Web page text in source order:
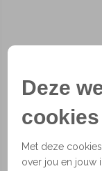
Deze
cookies
Met deze
over jou en jouw